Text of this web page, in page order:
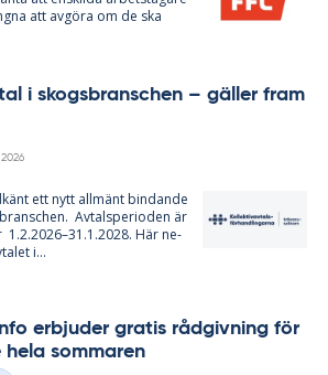
att av­gö­ra om de ska
i skogs­branschen – gäl­ler fram
ett nytt all­mänt bin­dan­de
Av­tal­s­pe­ri­o­den är
Här ne­
i...
er­bju­der gra­tis råd­giv­ning för
som­ma­ren